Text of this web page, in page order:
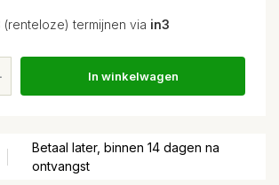
(renteloze) termijnen via in3
In winkelwagen
Betaal later, binnen 14 dagen na
ontvangst